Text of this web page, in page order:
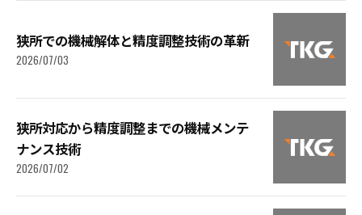
狭所での機械解体と精度調整技術の革新
2026/07/03
狭所対応から精度調整までの機械メンテ
ナンス技術
2026/07/02